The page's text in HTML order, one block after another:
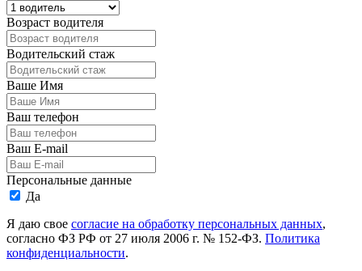
Возраст водителя
Водительский стаж
Ваше Имя
Ваш телефон
Ваш E-mail
Персональные данные
Да
Я даю свое согласие на обработку персональных данных,
согласно ФЗ РФ от 27 июля 2006 г. № 152-ФЗ. Политика
конфиденциальности.